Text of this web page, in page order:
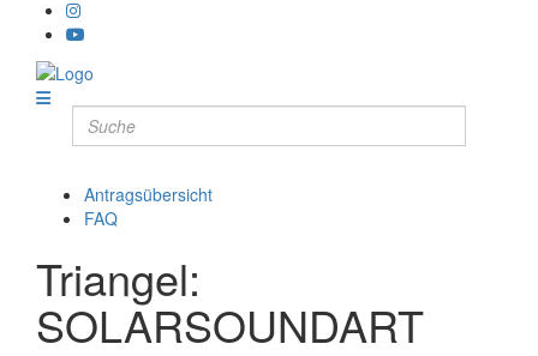
Antragsübersicht
FAQ
Triangel:
SOLARSOUNDART